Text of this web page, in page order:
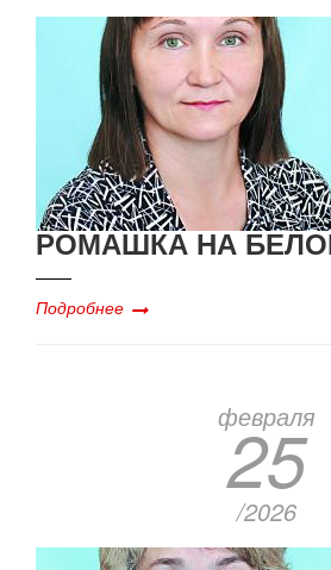
РОМАШКА НА
Подробнее
февраля
25
/2026